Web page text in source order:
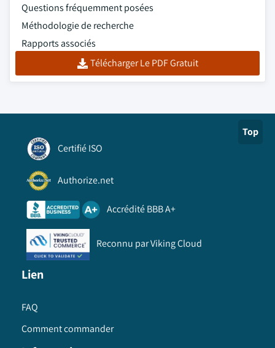
Questions fréquemment posées
Méthodologie de recherche
Rapports associés
Télécharger Le PDF Gratuit
Top
Certifié ISO
Authorize.net
Accrédité BBB A+
Reconnu par Viking Cloud
Lien
FAQ
Comment commander